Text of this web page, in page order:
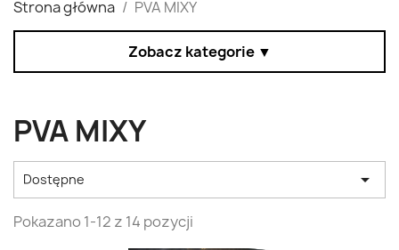
Strona główna PVA MIXY
Zobacz kategorie ▼
PVA MIXY
Dostępne 
Pokazano 1-12 z 14 pozycji